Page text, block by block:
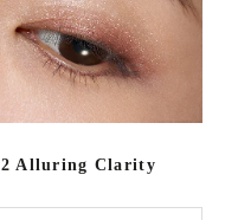
Alluring Clarity